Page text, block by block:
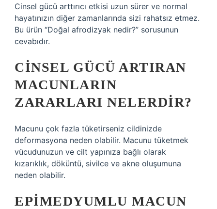
Cinsel gücü arttırıcı etkisi uzun sürer ve normal
hayatınızın diğer zamanlarında sizi rahatsız etmez.
Bu ürün “Doğal afrodizyak nedir?” sorusunun
cevabıdır.
CINSEL GÜCÜ ARTIRAN
MACUNLARIN
ZARARLARI NELERDIR?
Macunu çok fazla tüketirseniz cildinizde
deformasyona neden olabilir. Macunu tüketmek
vücudunuzun ve cilt yapınıza bağlı olarak
kızarıklık, döküntü, sivilce ve akne oluşumuna
neden olabilir.
EPIMEDYUMLU MACUN